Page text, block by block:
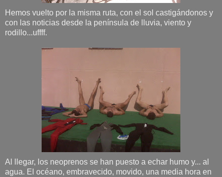
Hemos vuelto por la misma ruta, con el sol castigándonos y
con las noticias desde la península de lluvia, viento y
rodillo...uffff.
Al llegar, los neoprenos se han puesto a echar humo y... al
agua. El océano, embravecido, movido, una media hora en